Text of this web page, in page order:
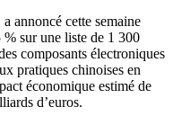
annoncé cette semaine
sur une liste de 1 300
composants électroniques
pratiques chinoises en
économique estimé de
d’euros.